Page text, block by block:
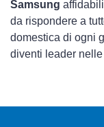
Samsung
da rispondere a
domestica di ogni
diventi leader nelle